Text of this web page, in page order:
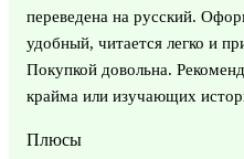
переведена на русский.
удобный, читается легко и
Покупкой довольна.
крайма или изучающих
Плюсы